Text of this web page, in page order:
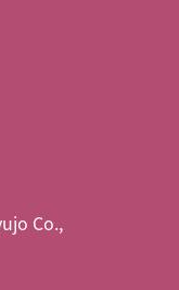
Co.,